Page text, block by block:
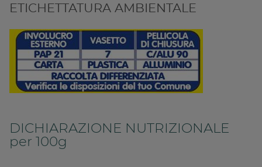
ETICHETTATURA AMBIENTALE
DICHIARAZIONE NUTRIZIONALE
per 100g